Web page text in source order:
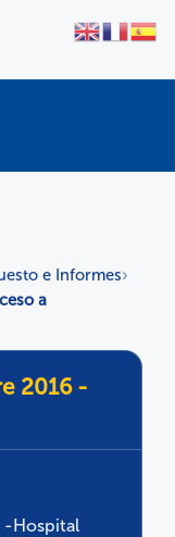
e Informes›
a
2016 -
-Hospital